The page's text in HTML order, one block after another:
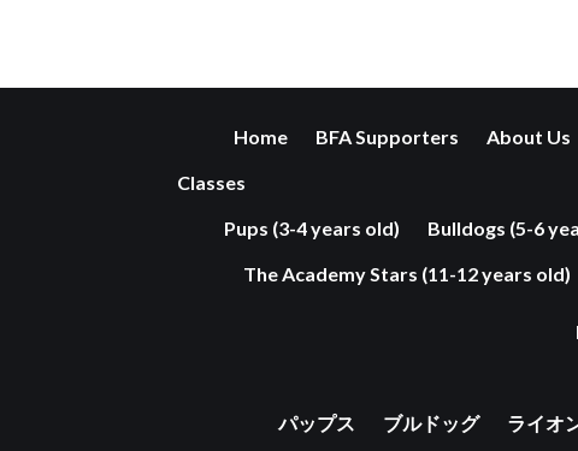
Home BFA Supporters About Us
Classes
Pups (3-4 years old)
Bulldogs (5-6
The Academy Stars (11-12 years old)
パップス
ブルドッグ ライオ